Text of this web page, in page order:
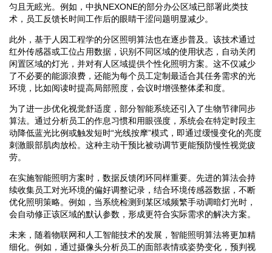
匀且无眩光。例如，中执NEXONE的部分办公区域已部署此类技
术，员工反馈长时间工作后的眼睛干涩问题明显减少。
此外，基于人因工程学的分区照明算法也在逐步普及。该技术通过
红外传感器或工位占用数据，识别不同区域的使用状态，自动关闭
闲置区域的灯光，并对有人区域提供个性化照明方案。这不仅减少
了不必要的能源浪费，还能为每个员工定制最适合其任务需求的光
环境，比如阅读时提高局部照度，会议时增强整体柔和度。
为了进一步优化视觉舒适度，部分智能系统还引入了生物节律同步
算法。通过分析员工的作息习惯和用眼强度，系统会在特定时段主
动降低蓝光比例或触发短时“光线按摩”模式，即通过缓慢变化的亮度
刺激眼部肌肉放松。这种主动干预比被动调节更能预防慢性视觉疲
劳。
在实施智能照明方案时，数据反馈闭环同样重要。先进的算法会持
续收集员工对光环境的偏好调整记录，结合环境传感器数据，不断
优化照明策略。例如，当系统检测到某区域频繁手动调暗灯光时，
会自动修正该区域的默认参数，形成更符合实际需求的解决方案。
未来，随着物联网和人工智能技术的发展，智能照明算法将更加精
细化。例如，通过摄像头分析员工的面部表情或姿势变化，预判视